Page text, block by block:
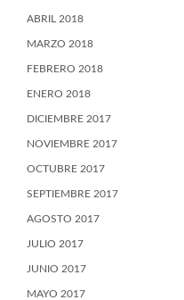
ABRIL 2018
MARZO 2018
FEBRERO 2018
ENERO 2018
DICIEMBRE 2017
NOVIEMBRE 2017
OCTUBRE 2017
SEPTIEMBRE 2017
AGOSTO 2017
JULIO 2017
JUNIO 2017
MAYO 2017